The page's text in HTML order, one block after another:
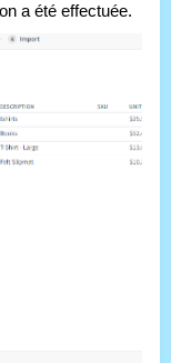
a été effectuée.